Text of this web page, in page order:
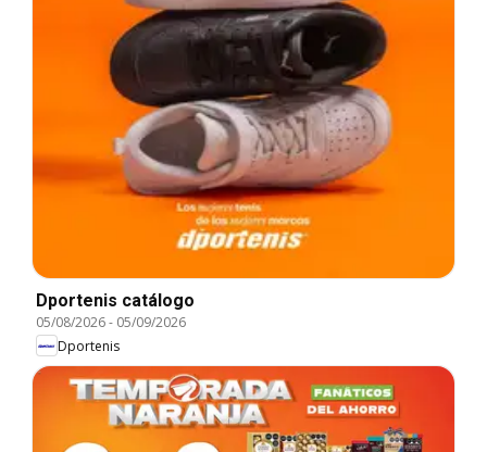
Dportenis catálogo
05/08/2026- 05/09/2026
Dportenis